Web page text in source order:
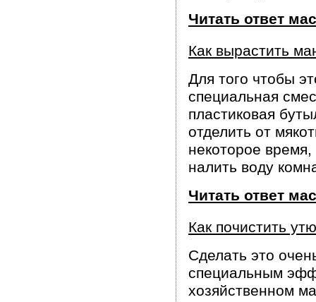
Читать ответ
Как вырастить
Для того чтобы
специальная
пластиковая
отделить от
некоторое
налить воду
Читать ответ
Как почистить
Сделать это
специальным
хозяйственном